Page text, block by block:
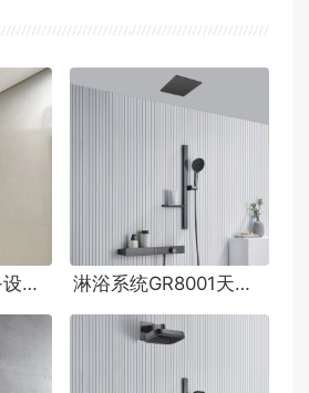
淋浴系统 天沐式-设计师订制 淋浴系统GR8001天沐式B hansgrohe风格